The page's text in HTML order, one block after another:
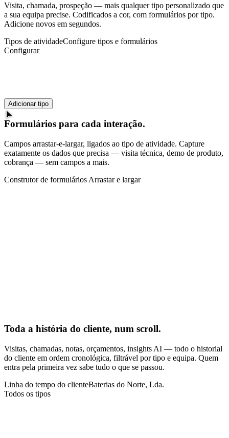
Visita, chamada, prospeção — mais qualquer tipo personalizado que
a sua equipa precise. Codificados a cor, com formulários por tipo.
Adicione novos em segundos.
Tipos de atividadeConfigure tipos e formulários
Configurar
Adicionar tipo
Formulários para cada interação.
Campos arrastar-e-largar, ligados ao tipo de atividade. Capture
exatamente os dados que precisa — visita técnica, demo de produto,
cobrança — sem campos a mais.
Construtor de formulários Arrastar e largar
Toda a história do cliente, num scroll.
Visitas, chamadas, notas, orçamentos, insights AI — todo o historial
do cliente em ordem cronológica, filtrável por tipo e equipa. Quem
entra pela primeira vez sabe tudo o que se passou.
Linha do tempo do clienteBaterias do Norte, Lda.
Todos os tipos